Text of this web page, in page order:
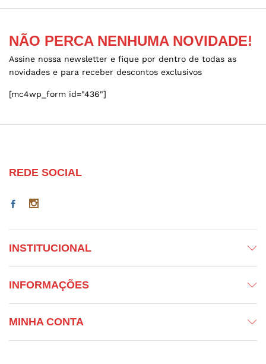
on
product
on
product
NÃO PERCA NENHUMA NOVIDADE!
Assine nossa newsletter e fique por dentro de todas as
novidades e para receber descontos exclusivos
[mc4wp_form id="436"]
REDE SOCIAL
INSTITUCIONAL
INFORMAÇÕES
MINHA CONTA